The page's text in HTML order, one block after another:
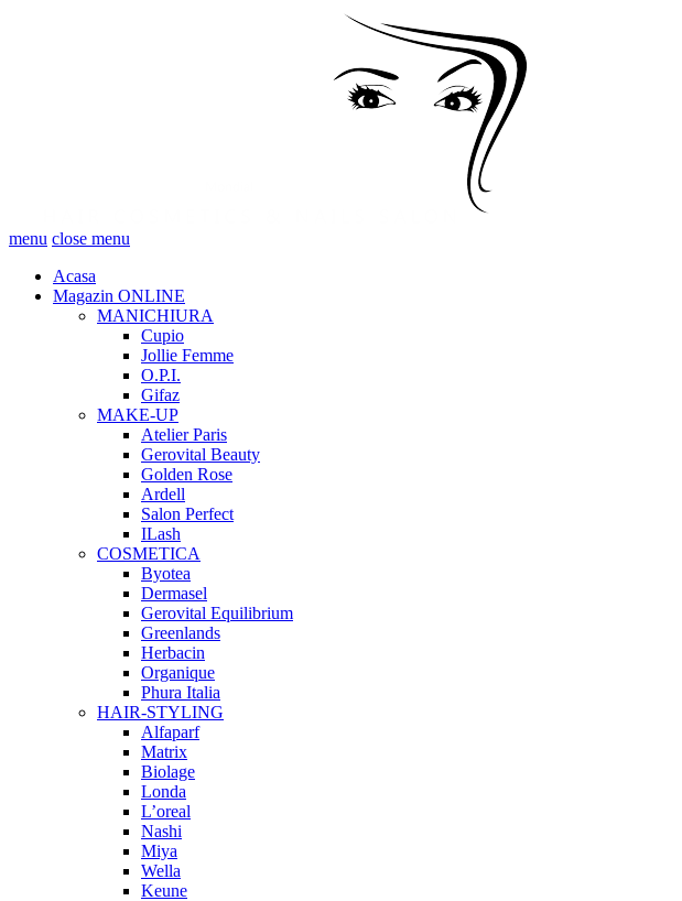
menu close menu
Acasa
Magazin ONLINE
MANICHIURA
Cupio
Jollie Femme
O.P.I.
Gifaz
MAKE-UP
Atelier Paris
Gerovital Beauty
Golden Rose
Ardell
Salon Perfect
ILash
COSMETICA
Byotea
Dermasel
Gerovital Equilibrium
Greenlands
Herbacin
Organique
Phura Italia
HAIR-STYLING
Alfaparf
Matrix
Biolage
Londa
L’oreal
Nashi
Miya
Wella
Keune